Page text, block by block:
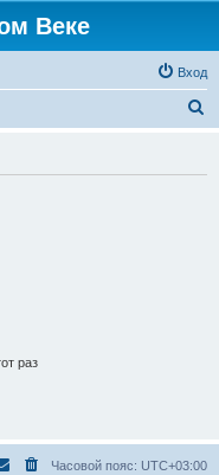
Веке
Вход
раз
Часовой пояс: UTC+03:00